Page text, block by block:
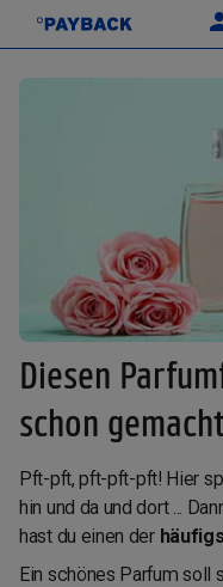
Diesen
schon
Pft-pft, pft-pft-pft! Hier
hin und da und dort ...
hast du einen der
Ein schönes Parfum soll